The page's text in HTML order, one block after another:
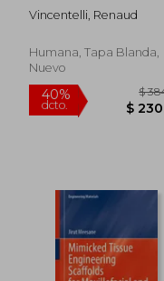
and Purification:
Methods and
Vincentelli, Renaud
Humana, Tapa Blanda,
Nuevo